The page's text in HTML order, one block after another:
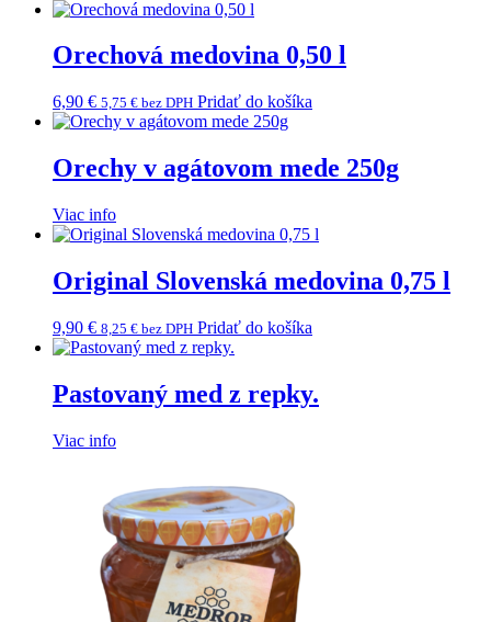
Orechová medovina 0,50 l
6,90 € 5,75 € bez DPH Pridať do košíka
Orechy v agátovom mede 250g
Viac info
Original Slovenská medovina 0,75 l
9,90 € 8,25 € bez DPH Pridať do košíka
Pastovaný med z repky.
Viac info